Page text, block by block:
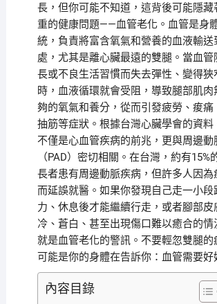
長，但你可能不知道，這背後可能隱藏
重的健康問題——血管老化。血管是身
統，負責將富含氧氣和營養的血液輸送
處，尤其是離心臟最遠的雙腿。當血管
長或不良生活習慣而失去彈性、變得狹
時，血液循環就會受阻，導致腿部肌肉
夠的氧氣和養分，從而引發疲勞、痠痛
抽筋等症狀。根據台灣心臟學會的資料
不僅是心血管疾病的前兆，更與周邊動
（PAD）密切相關。在台灣，約有15%
長者患有周邊動脈疾病，但許多人因為
而延誤就醫。如果你發現自己走一小段
力、休息後才能繼續行走，或者腳部皮
冷、蒼白、甚至出現傷口難以癒合的情
就是血管老化的警訊。不要輕忽雙腿的
可能是你的身體在告訴你：血管需要好
內容目錄